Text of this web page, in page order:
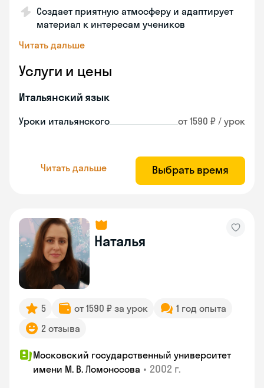
Создает приятную атмосферу и адаптирует
материал к интересам учеников
Читать дальше
Услуги и цены
Итальянский язык
Уроки итальянского от 1590 ₽ / урок
Читать дальше Выбрать время
Наталья
5 от 1590 ₽ за урок
1 год опыта
2 отзыва
Московский государственный университет
имени М. В. Ломоносова • 2002 г.